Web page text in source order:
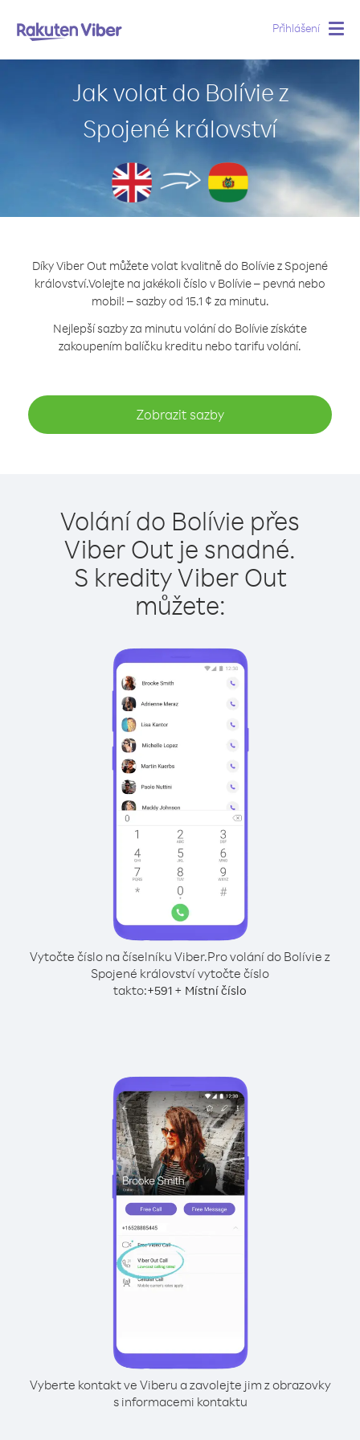
Přihlášení
Jak volat do Bolívie z
Spojené království
Díky Viber Out můžete volat kvalitně do Bolívie z Spojené
království.Volejte na jakékoli číslo v Bolívie – pevná nebo
mobil! – sazby od 15.1 ¢ za minutu.
Nejlepší sazby za minutu volání do Bolívie získáte
zakoupením balíčku kreditu nebo tarifu volání.
Zobrazit sazby
Volání do Bolívie přes
Viber Out je snadné.
S kredity Viber Out
můžete:
Vytočte číslo na číselníku Viber.Pro volání do Bolívie z
Spojené království vytočte číslo
takto:+591 + Místní číslo
Vyberte kontakt ve Viberu a zavolejte jim z obrazovky
s informacemi kontaktu